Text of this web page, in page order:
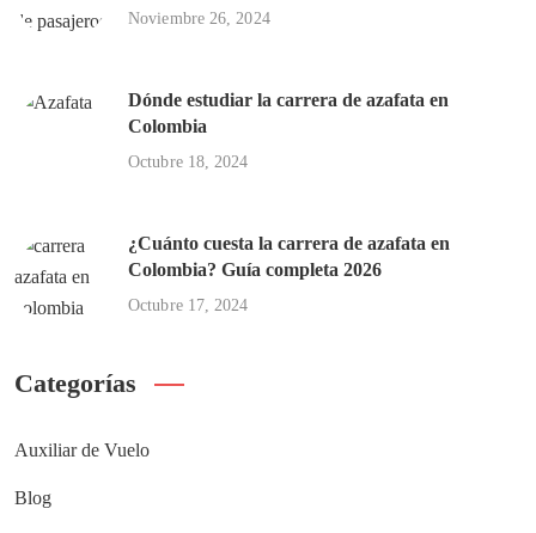
Noviembre 26, 2024
Dónde estudiar la carrera de azafata en
Colombia
Octubre 18, 2024
¿Cuánto cuesta la carrera de azafata en
Colombia? Guía completa 2026
Octubre 17, 2024
Categorías
Auxiliar de Vuelo
Blog